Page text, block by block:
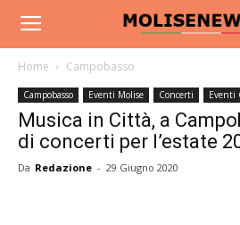
Home Campobasso
Campobasso Eventi Molise Concerti Eventi
Musica in Città, a
di concerti per l’estate
Da Redazione - 29 Giugno 2020